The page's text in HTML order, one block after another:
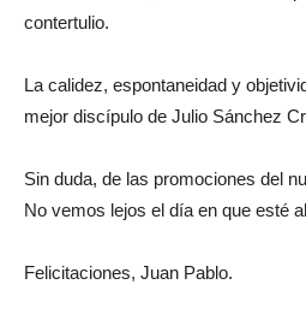
contertulio.
La calidez, espontaneidad y
mejor discípulo de Julio Sánchez
Sin duda, de las promociones del
No vemos lejos el día en que esté
Felicitaciones, Juan Pablo.